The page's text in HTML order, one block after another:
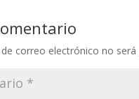
correo electrónico no será